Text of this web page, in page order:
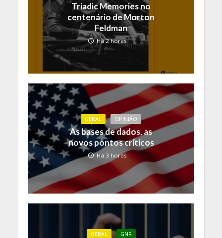
Triadic Memories no
centenário de Morton
Feldman
Há 2 horas
GERAL OPINIÃO
As bases de dados, as
novos pontos críticos
Há 3 horas
GERAL GNR